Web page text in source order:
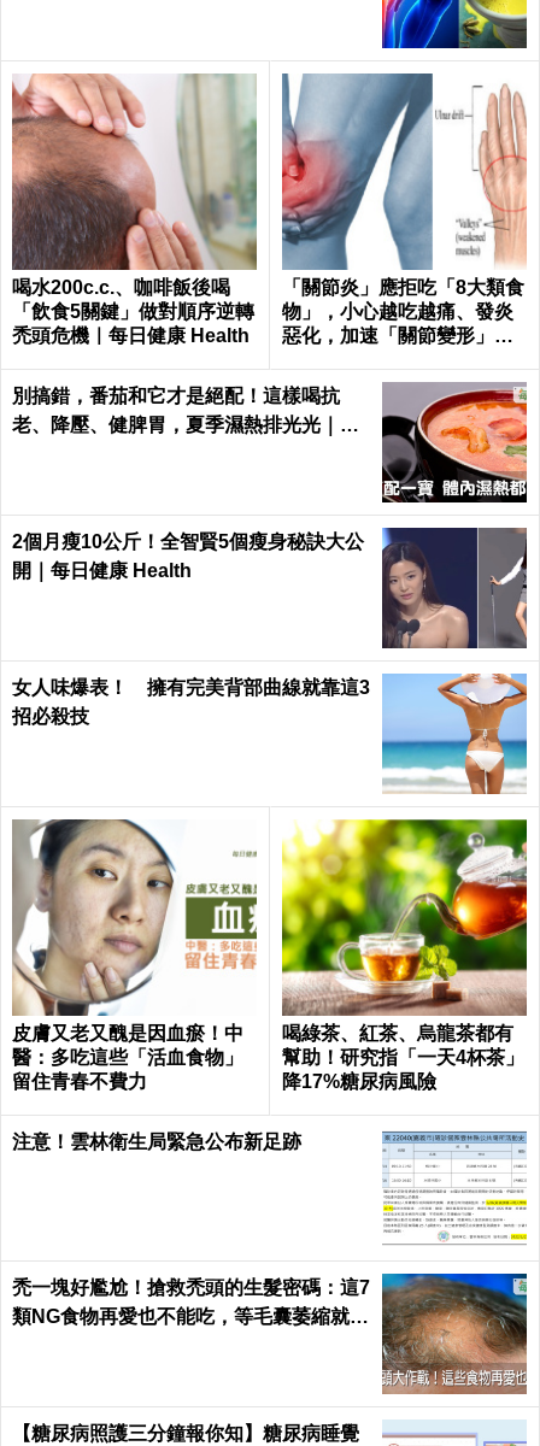
喝水200c.c.、咖啡飯後喝
「飲食5關鍵」做對順序逆轉
禿頭危機｜每日健康 Health
「關節炎」應拒吃「8大類食
物」，小心越吃越痛、發炎
惡化，加速「關節變形」！
別搞錯，番茄和它才是絕配！這樣喝抗
老、降壓、健脾胃，夏季濕熱排光光｜每
2個月瘦10公斤！全智賢5個瘦身秘訣大公
開｜每日健康 Health
女人味爆表！ 擁有完美背部曲線就靠這3
招必殺技
皮膚又老又醜是因血瘀！中
醫：多吃這些「活血食物」
留住青春不費力
喝綠茶、紅茶、烏龍茶都有
幫助！研究指「一天4杯茶」
降17%糖尿病風險
注意！雲林衛生局緊急公布新足跡
禿一塊好尷尬！搶救禿頭的生髮密碼：這7
類NG食物再愛也不能吃，等毛囊萎縮就來
【糖尿病照護三分鐘報你知】糖尿病睡覺